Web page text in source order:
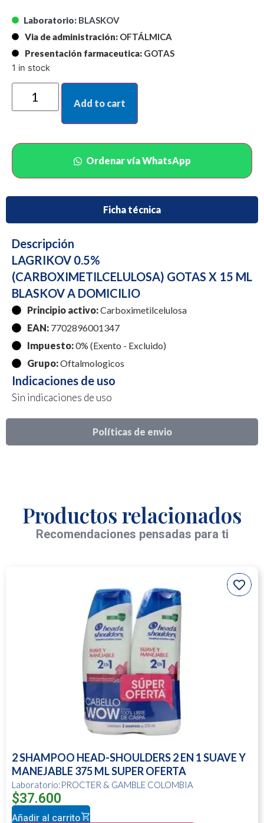
Laboratorio: BLASKOV
Via de administración: OFTÁLMICA
Presentación farmaceutica: GOTAS
1 in stock
Add to cart
Ordenar vía WhatsApp
Ficha técnica
Políticas de envio
Descripción
LAGRIKOV 0.5%
(CARBOXIMETILCELULOSA) GOTAS X 15 ML
BLASKOV A DOMICILIO
Principio activo:Carboximetilcelulosa
EAN: 7702896001347
Impuesto:0% (Exento - Excluido)
Grupo:Oftalmologicos
Indicaciones de uso
Sin indicaciones de uso
Productos relacionados
Recomendaciones pensadas para ti
2 SHAMPOO HEAD-SHOULDERS 2 EN 1 SUAVE Y
MANEJABLE 375 ML SUPER OFERTA
Laboratorio:PROCTER & GAMBLE COLOMBIA
$37.600
Añadir al carrito